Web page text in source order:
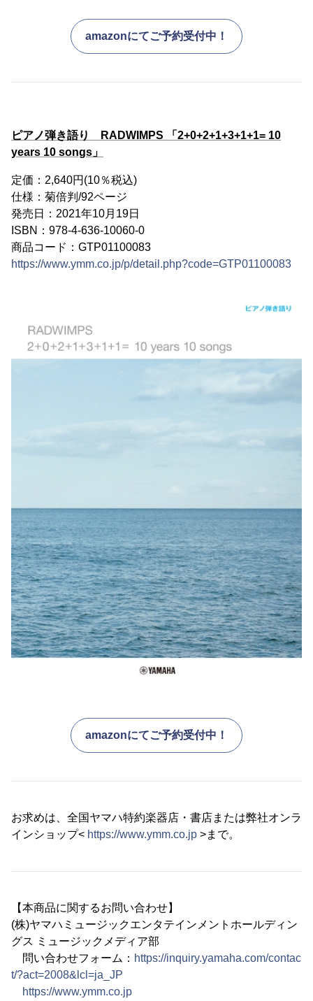
amazonにてご予約受付中！
ピアノ弾き語り RADWIMPS 「2+0+2+1+3+1+1= 10
years 10 songs」
定価：2,640円(10％税込)
仕様：菊倍判/92ページ
発売日：2021年10月19日
ISBN：978-4-636-10060-0
商品コード：GTP01100083
https://www.ymm.co.jp/p/detail.php?code=GTP01100083
amazonにてご予約受付中！
お求めは、全国ヤマハ特約楽器店・書店または弊社オンラ
インショップ< https://www.ymm.co.jp >まで。
【本商品に関するお問い合わせ】
(株)ヤマハミュージックエンタテインメントホールディン
グス ミュージックメディア部
問い合わせフォーム： https://inquiry.yamaha.com/contac
t/?act=2008&lcl=ja_JP
https://www.ymm.co.jp